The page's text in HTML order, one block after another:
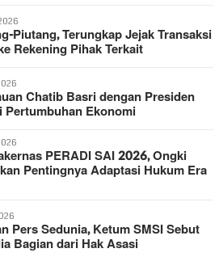
Piutang, Terungkap Jejak Transaksi
Rekening Pihak Terkait
Chatib Basri dengan Presiden
Pertumbuhan Ekonomi
PERADI SAI 2026, Ongki
Pentingnya Adaptasi Hukum Era
Pers Sedunia, Ketum SMSI Sebut
Bagian dari Hak Asasi